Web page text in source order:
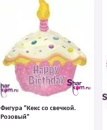
Фигура "Кекс со свечкой.
Розовый"